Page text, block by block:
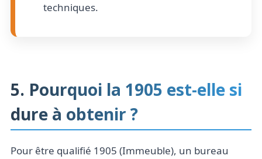
techniques.
5. Pourquoi la 1905 est-elle si
dure à obtenir ?
Pour être qualifié 1905 (Immeuble), un bureau